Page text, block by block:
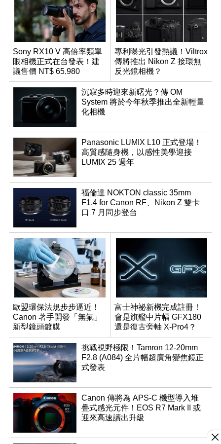
Sony RX10 V 高倍率類單
眼相機正式在台發表！建
議售價 NT$ 65,980
專利曝光引發熱議！Viltrox
傳將推出 Nikon Z 接環無
反光鏡相機？
沉寂多時迎來新曙光？傳 OM
System 將於今年秋季推出全新輕量
化相機
Panasonic LUMIX L10 正式登場！
高質感隨身機，以感性美學迎接
LUMIX 25 週年
福倫達 NOKTON classic 35mm
F1.4 for Canon RF、Nikon Z 雙卡
口 7 月同步登台
歐盟環保法規步步逼近！
Canon 著手開發「無氟」
新型鏡頭鍍膜
富士神祕新機完成註冊！
會是旗艦中片幅 GFX180
還是復古旁軸 X-Pro4？
挑戰視野極限！Tamron 12-20mm
F2.8 (A084) 全片幅超廣角變焦鏡正
式發表
Canon 傳將為 APS-C 機型導入堆
疊式感光元件！EOS R7 Mark II 或
迎來高速讀出升級